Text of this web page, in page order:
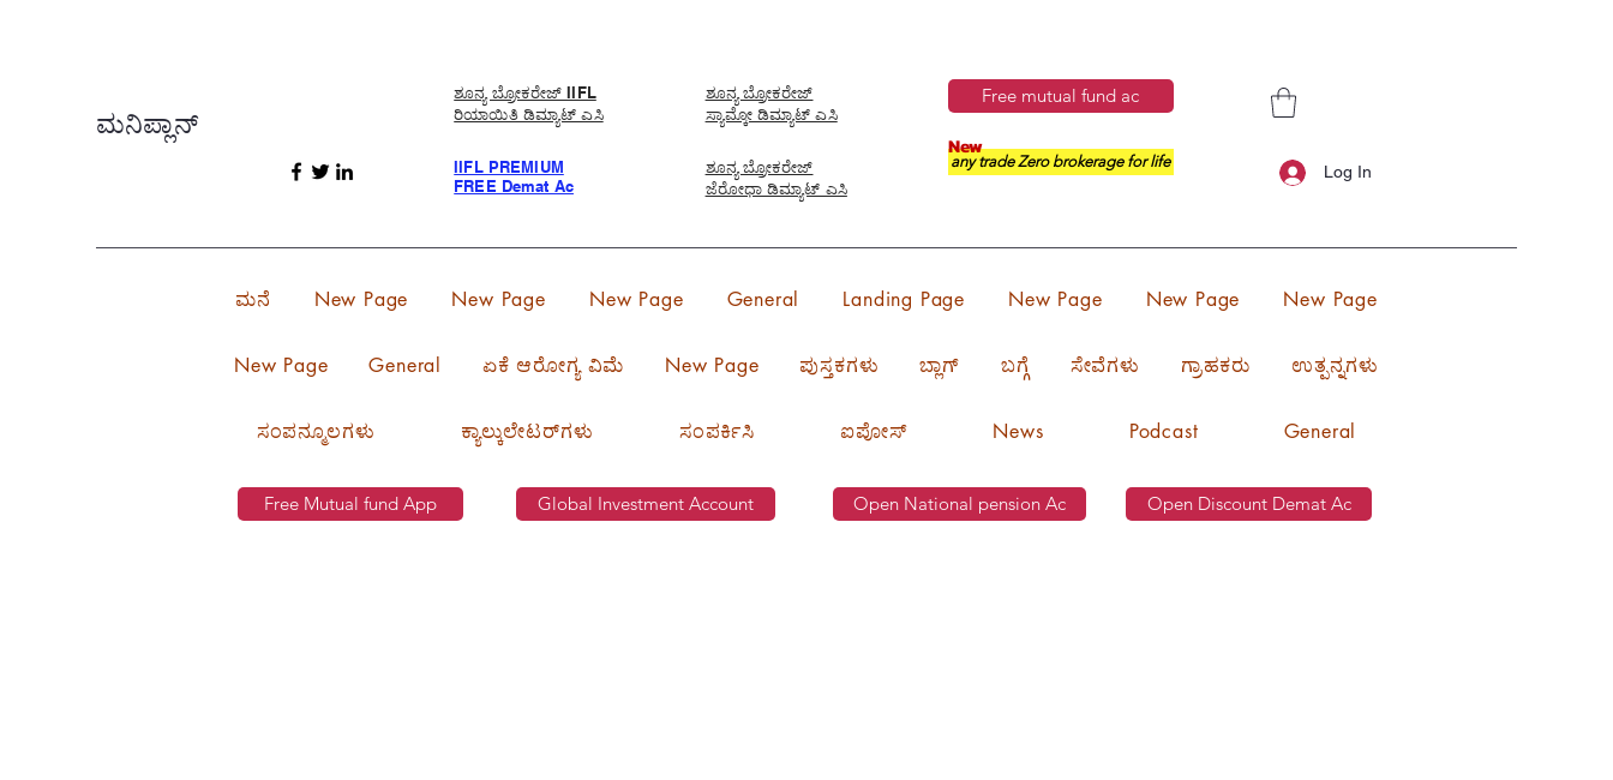
ಮನಿಪ್ಲಾನ್
ಶೂನ್ಯ ಬ್ರೋಕರೇಜ್ IIFL
ರಿಯಾಯಿತಿ ಡಿಮ್ಯಾಟ್ ಎಸಿ
IIFL PREMIUM
FREE Demat Ac
ಶೂನ್ಯ ಬ್ರೋಕರೇಜ್
ಸ್ಯಾಮ್ಕೋ ಡಿಮ್ಯಾಟ್ ಎಸಿ
ಶೂನ್ಯ ಬ್ರೋಕರೇಜ್
ಜೆರೋಧಾ ಡಿಮ್ಯಾಟ್ ಎಸಿ
Free mutual fund ac
any trade Zero brokerage for life
New
Log In
ಮನೆ New Page New Page New Page General Landing Page New Page New Page New Page
New Page General ಏಕೆ ಆರೋಗ್ಯ ವಿಮೆ New Page ಪುಸ್ತಕಗಳು ಬ್ಲಾಗ್ ಬಗ್ಗೆ ಸೇವೆಗಳು ಗ್ರಾಹಕರು ಉತ್ಪನ್ನಗಳು
ಸಂಪನ್ಮೂಲಗಳು ಕ್ಯಾಲ್ಕುಲೇಟರ್‌ಗಳು ಸಂಪರ್ಕಿಸಿ ಐಪೋಸ್ News Podcast General
Free Mutual fund App Global Investment Account Open National pension Ac Open Discount Demat Ac